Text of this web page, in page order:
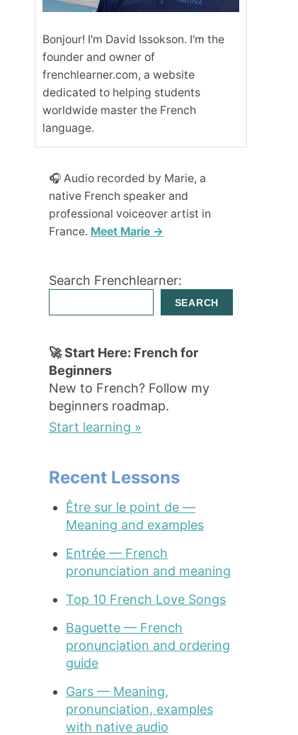
Bonjour! I'm David Issokson. I'm the
founder and owner of
frenchlearner.com, a website
dedicated to helping students
worldwide master the French
language.
🎧 Audio recorded by Marie, a
native French speaker and
professional voiceover artist in
France. Meet Marie →
Search Frenchlearner:
SEARCH
🚀 Start Here: French for
Beginners
New to French? Follow my
beginners roadmap.
Start learning »
Recent Lessons
Être sur le point de —
Meaning and examples
Entrée — French
pronunciation and meaning
Top 10 French Love Songs
Baguette — French
pronunciation and ordering
guide
Gars — Meaning,
pronunciation, examples
with native audio